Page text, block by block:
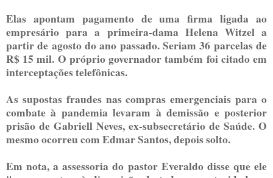
Elas apontam pagamento de uma firma ligada ao
empresário para a primeira-dama Helena Witzel a
partir de agosto do ano passado. Seriam 36 parcelas de
R$ 15 mil. O próprio governador também foi citado em
interceptações telefônicas.
As supostas fraudes nas compras emergenciais para o
combate à pandemia levaram à demissão e posterior
prisão de Gabriell Neves, ex-subsecretário de Saúde. O
mesmo ocorreu com Edmar Santos, depois solto.
Em nota, a assessoria do pastor Everaldo disse que ele